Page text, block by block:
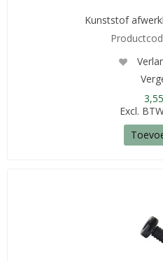
Kunststof
Excl.